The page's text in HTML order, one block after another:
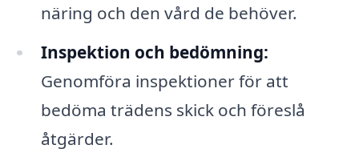
näring och den vård de behöver.
Inspektion och bedömning:
Genomföra inspektioner för att
bedöma trädens skick och föreslå
åtgärder.